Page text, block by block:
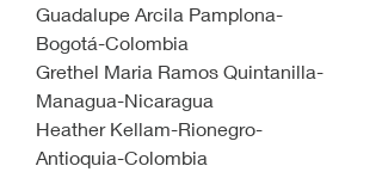
Guadalupe Arcila Pamplona-
Bogotá-Colombia
Grethel Maria Ramos Quintanilla-
Managua-Nicaragua
Heather Kellam-Rionegro-
Antioquia-Colombia